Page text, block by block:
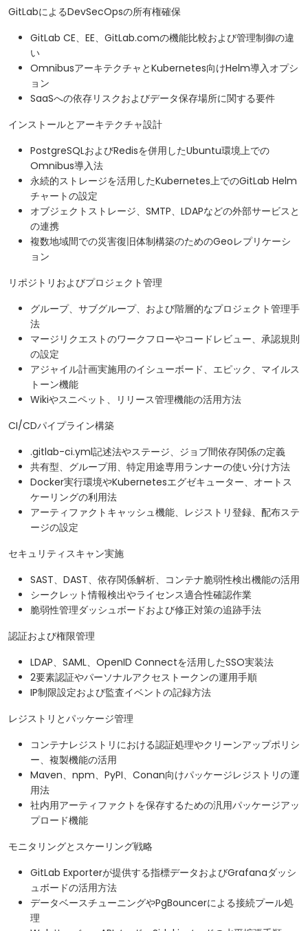
GitLabによるDevSecOpsの所有権確保
GitLab CE、EE、GitLab.comの機能比較および管理制御の違
い
OmnibusアーキテクチャとKubernetes向けHelm導入オプシ
ョン
SaaSへの依存リスクおよびデータ保存場所に関する要件
インストールとアーキテクチャ設計
PostgreSQLおよびRedisを併用したUbuntu環境上での
Omnibus導入法
永続的ストレージを活用したKubernetes上でのGitLab Helm
チャートの設定
オブジェクトストレージ、SMTP、LDAPなどの外部サービスと
の連携
複数地域間での災害復旧体制構築のためのGeoレプリケーシ
ョン
リポジトリおよびプロジェクト管理
グループ、サブグループ、および階層的なプロジェクト管理手
法
マージリクエストのワークフローやコードレビュー、承認規則
の設定
アジャイル計画実施用のイシューボード、エピック、マイルス
トーン機能
Wikiやスニペット、リリース管理機能の活用方法
CI/CDパイプライン構築
.gitlab-ci.yml記述法やステージ、ジョブ間依存関係の定義
共有型、グループ用、特定用途専用ランナーの使い分け方法
Docker実行環境やKubernetesエグゼキューター、オートス
ケーリングの利用法
アーティファクトキャッシュ機能、レジストリ登録、配布ステ
ージの設定
セキュリティスキャン実施
SAST、DAST、依存関係解析、コンテナ脆弱性検出機能の活用
シークレット情報検出やライセンス適合性確認作業
脆弱性管理ダッシュボードおよび修正対策の追跡手法
認証および権限管理
LDAP、SAML、OpenID Connectを活用したSSO実装法
2要素認証やパーソナルアクセストークンの運用手順
IP制限設定および監査イベントの記録方法
レジストリとパッケージ管理
コンテナレジストリにおける認証処理やクリーンアップポリシ
ー、複製機能の活用
Maven、npm、PyPI、Conan向けパッケージレジストリの運
用法
社内用アーティファクトを保存するための汎用パッケージアッ
プロード機能
モニタリングとスケーリング戦略
GitLab Exporterが提供する指標データおよびGrafanaダッシ
ュボードの活用方法
データベースチューニングやPgBouncerによる接続プール処
理